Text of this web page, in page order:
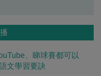
、睇球賽都可以
文學習要訣